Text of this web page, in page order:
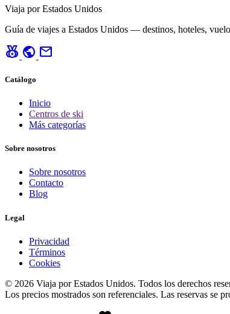
Viaja por Estados Unidos
Guía de viajes a Estados Unidos — destinos, hoteles,
social_leaderboard public mail
Catálogo
Inicio
Centros de ski
Más categorías
Sobre nosotros
Sobre nosotros
Contacto
Blog
Legal
Privacidad
Términos
Cookies
© 2026 Viaja por Estados Unidos. Todos los derechos
Los precios mostrados son referenciales. Las reservas se